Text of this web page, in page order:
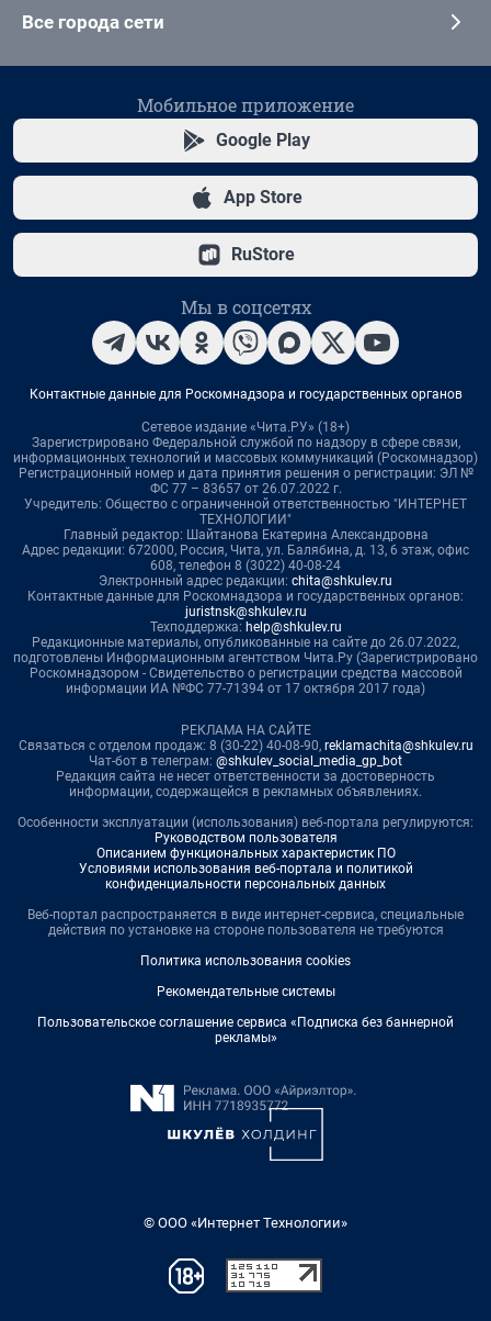
Все города сети
Мобильное приложение
Google Play
App Store
RuStore
Мы в соцсетях
Контактные данные для Роскомнадзора и государственных органов
Сетевое издание «Чита.РУ» (18+)
Зарегистрировано Федеральной службой по надзору в сфере связи,
информационных технологий и массовых коммуникаций (Роскомнадзор)
Регистрационный номер и дата принятия решения о регистрации: ЭЛ №
ФС 77 – 83657 от 26.07.2022 г.
Учредитель: Общество с ограниченной ответственностью "ИНТЕРНЕТ
ТЕХНОЛОГИИ"
Главный редактор: Шайтанова Екатерина Александровна
Адрес редакции: 672000, Россия, Чита, ул. Балябина, д. 13, 6 этаж, офис
608, телефон 8 (3022) 40-08-24
Электронный адрес редакции: chita@shkulev.ru
Контактные данные для Роскомнадзора и государственных органов:
juristnsk@shkulev.ru
Техподдержка: help@shkulev.ru
Редакционные материалы, опубликованные на сайте до 26.07.2022,
подготовлены Информационным агентством Чита.Ру (Зарегистрировано
Роскомнадзором - Свидетельство о регистрации средства массовой
информации ИА №ФС 77-71394 от 17 октября 2017 года)
РЕКЛАМА НА САЙТЕ
Связаться с отделом продаж: 8 (30-22) 40-08-90, reklamachita@shkulev.ru
Чат-бот в телеграм: @shkulev_social_media_gp_bot
Редакция сайта не несет ответственности за достоверность
информации, содержащейся в рекламных объявлениях.
Особенности эксплуатации (использования) веб-портала регулируются:
Руководством пользователя
Описанием функциональных характеристик ПО
Условиями использования веб-портала и политикой
конфиденциальности персональных данных
Веб-портал распространяется в виде интернет-сервиса, специальные
действия по установке на стороне пользователя не требуются
Политика использования cookies
Рекомендательные системы
Пользовательское соглашение сервиса «Подписка без баннерной
рекламы»
© ООО «Интернет Технологии»